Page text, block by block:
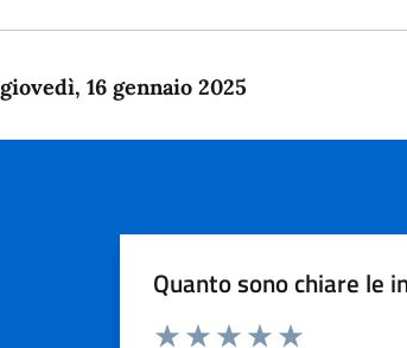
giovedì, 16 gennaio 2025
Quanto sono chiare le
Domanda
Valuta da 1 a 5 stelle la pagina